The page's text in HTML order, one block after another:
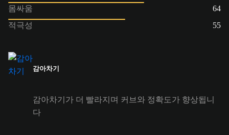
몸싸움
64
적극성
55
감아차기
감아차기가 더 빨라지며 커브와 정확도가 향상됩니
다